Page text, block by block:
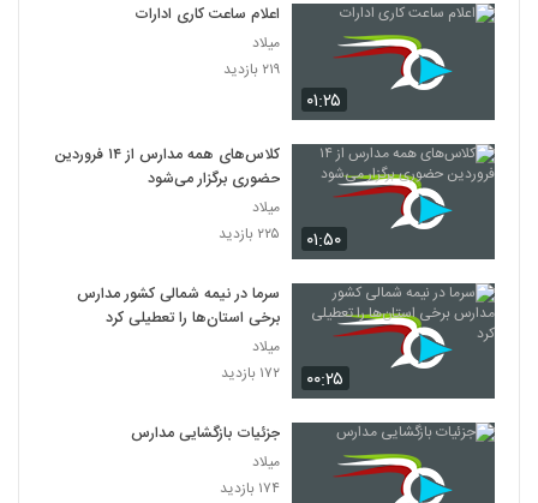
۰۱:۲۵
اعلام ساعت کاری ادارات
میلاد
۲۱۹ بازدید
۰۱:۵۰
کلاس‌های همه مدارس از ۱۴ فروردین
حضوری برگزار می‌شود
میلاد
۲۲۵ بازدید
۰۰:۲۵
سرما در نیمه شمالی کشور مدارس
برخی استان‌ها را تعطیلی کرد
میلاد
۱۷۲ بازدید
جزئیات بازگشایی مدارس
میلاد
۱۷۴ بازدید